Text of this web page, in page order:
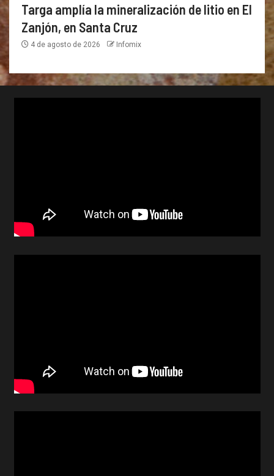
Targa amplía la mineralización de litio en El
Zanjón, en Santa Cruz
4 de agosto de 2026 Infomix